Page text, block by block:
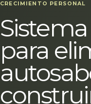
CRECIMIENTO PERSONAL
para